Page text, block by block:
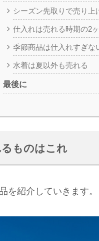
シーズン先取りで売り上
仕入れは売れる時期の2
季節商品は仕入れすぎな
水着は夏以外も売れる
最後に
ものはこれ
を紹介していきます。